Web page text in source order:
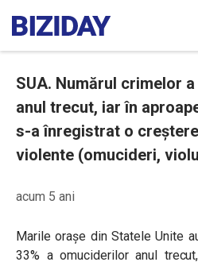
SUA. Numărul crimelor
anul trecut, iar în
s-a înregistrat o
violente (omucideri,
acum 5 ani
Marile orașe din Statele Unite
33% a omuciderilor anul